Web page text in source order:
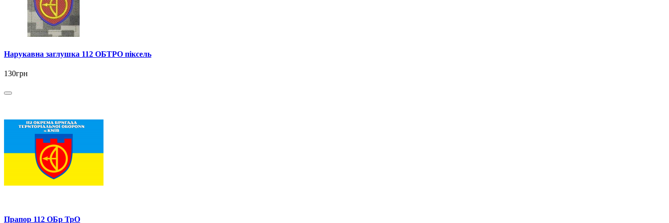
Нарукавна заглушка 112 ОБТРО піксель
130грн
Прапор 112 ОБр ТрО